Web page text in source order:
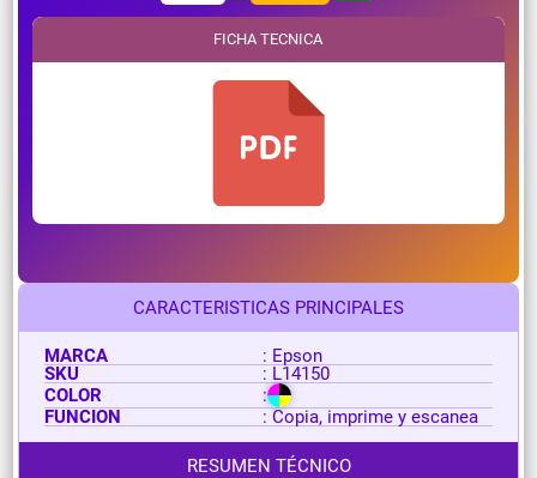
CARACTERISTICAS PRINCIPALES
MARCA
: Epson
SKU
: L14150
COLOR
:
FUNCION
: Copia, imprime y escanea
RESUMEN TÉCNICO
FICHA TECNICA